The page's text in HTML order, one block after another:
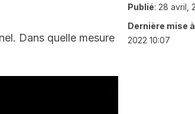
Dans quelle mesure
Publié: 28 avril,
Dernière mise
2022 10:07